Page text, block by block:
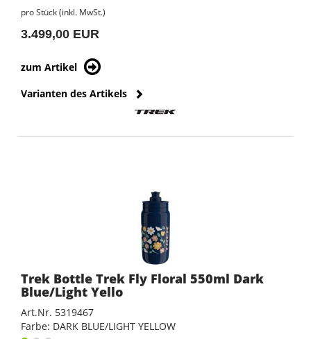
pro Stück (inkl. MwSt.)
3.499,00 EUR
zum Artikel
Varianten des Artikels
Trek Bottle Trek Fly Floral 550ml Dark
Blue/Light Yello
Art.Nr. 5319467
Farbe: DARK BLUE/LIGHT YELLOW